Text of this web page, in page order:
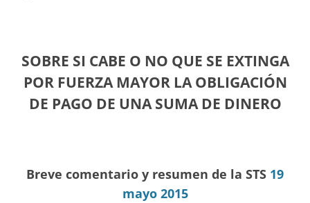
SOBRE SI CABE O NO QUE SE EXTINGA
POR FUERZA MAYOR LA OBLIGACIÓN
DE PAGO DE UNA SUMA DE DINERO
Breve comentario y resumen de la STS 19
mayo 2015